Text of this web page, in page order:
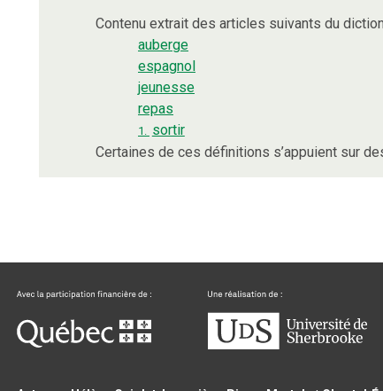
Contenu extrait des articles suivants du
auberge
espagnol
jeunesse
repas
1. sortir
Certaines de ces définitions s’appuient sur